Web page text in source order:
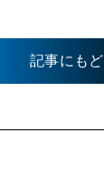
記事にも